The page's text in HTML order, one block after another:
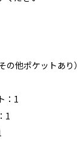
他ポケットあり）
：1
1